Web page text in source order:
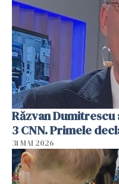
Răzvan Dumitrescu
3 CNN. Primele
31 MAI 2026